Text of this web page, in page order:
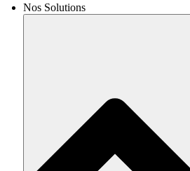
Nos Solutions